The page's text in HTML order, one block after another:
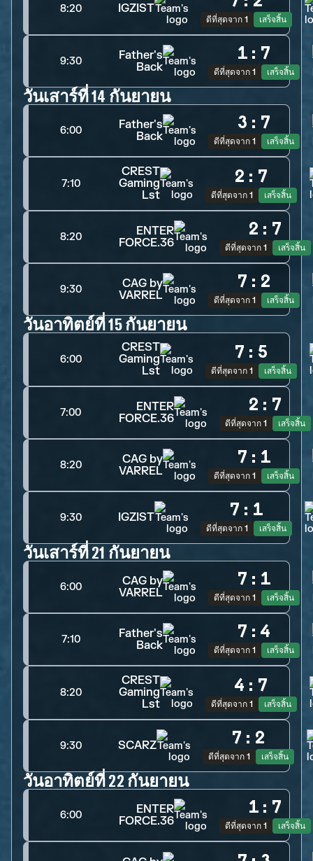
8:20 IGZIST
ดีที่สุดจาก 1 เสร็จสิ้น
9:30
Father's
Back
1 : 7
ดีที่สุดจาก 1 เสร็จสิ้น
วันเสาร์ที่ 14 กันยายน
6:00
Father's
Back
3 : 7
ดีที่สุดจาก 1 เสร็จสิ้น
7:10
CREST
Gaming
Lst
2 : 7
ดีที่สุดจาก 1 เสร็จสิ้น
8:20
ENTER
FORCE.36
2 : 7
ดีที่สุดจาก 1 เสร็จสิ้น
9:30
CAG by
VARREL
7 : 2
ดีที่สุดจาก 1 เสร็จสิ้น
วันอาทิตย์ที่ 15 กันยายน
6:00
CREST
Gaming
Lst
7 : 5
ดีที่สุดจาก 1 เสร็จสิ้น
7:00
ENTER
FORCE.36
2 : 7
ดีที่สุดจาก 1 เสร็จสิ้น
8:20
CAG by
VARREL
7 : 1
ดีที่สุดจาก 1 เสร็จสิ้น
9:30 IGZIST 7 : 1
ดีที่สุดจาก 1 เสร็จสิ้น
วันเสาร์ที่ 21 กันยายน
6:00
CAG by
VARREL
7 : 1
ดีที่สุดจาก 1 เสร็จสิ้น
7:10
Father's
Back
7 : 4
ดีที่สุดจาก 1 เสร็จสิ้น
8:20
CREST
Gaming
Lst
4 : 7
ดีที่สุดจาก 1 เสร็จสิ้น
9:30 SCARZ 7 : 2
ดีที่สุดจาก 1 เสร็จสิ้น
วันอาทิตย์ที่ 22 กันยายน
6:00
ENTER
FORCE.36
1 : 7
ดีที่สุดจาก 1 เสร็จสิ้น